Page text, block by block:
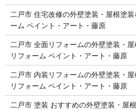
二戸市 住宅改修の外壁塗装・屋根塗
ーム ペイント・アート・藤原
二戸市 全面リフォームの外壁塗装・
リフォーム ペイント・アート・藤原
二戸市 内装リフォームの外壁塗装・
リフォーム ペイント・アート・藤原
二戸市 塗装 おすすめの外壁塗装・屋